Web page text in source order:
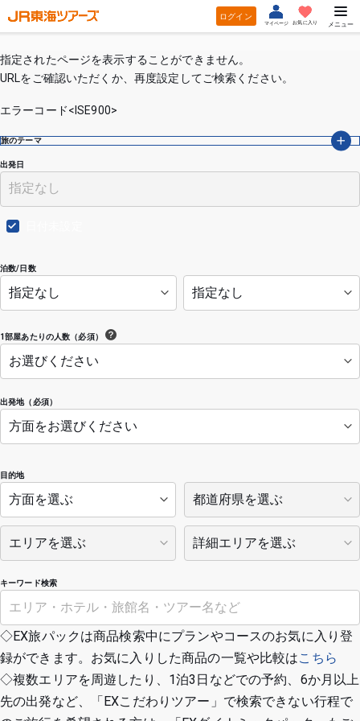
ログイン
マイページ お気に入り メニュー
指定されたページを表示することができません。
URLをご確認いただくか、再度設定してご検索ください。
エラーコード<ISE900>
出発地（必須）
出発日
泊数/日数
1部屋あたりの人数（必須）
目的地
キーワード検索
旅のテーマ
◇EX旅パックは商品検索中にプランやコースのお気に入り登
録ができます。お気に入りした商品の一覧や比較はこちら
◇複数エリアを周遊したり、1泊3日などでの予約、6か月以上
先の出発など、「EXこだわりツアー」で検索できない行程で